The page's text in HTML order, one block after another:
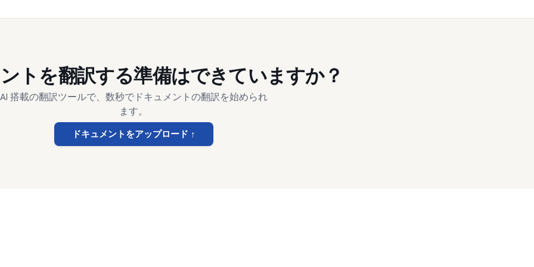
トを翻訳する準備はできていますか？
AI 搭載の翻訳ツールで、数秒でドキュメントの翻訳を始められ
ます。
ドキュメントをアップロード ↑